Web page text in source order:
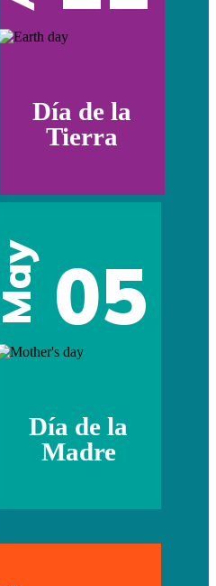
Día de la
Tierra
May 05
Día de la
Madre